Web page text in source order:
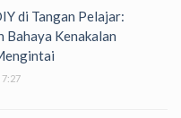
di Tangan Pelajar:
Bahaya Kenakalan
7:27